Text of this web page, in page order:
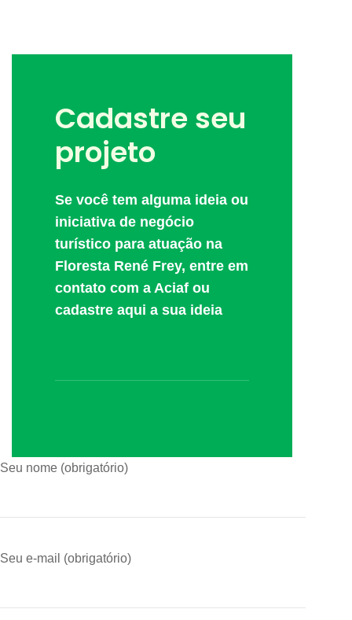
Cadastre seu
projeto
Se você tem alguma ideia ou
iniciativa de negócio
turístico para atuação na
Floresta René Frey, entre em
contato com a Aciaf ou
cadastre aqui a sua ideia
Seu nome (obrigatório)
Seu e-mail (obrigatório)